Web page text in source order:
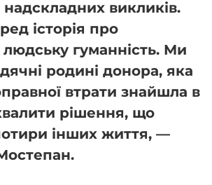
викликів.
історія про
гуманність. Ми
родині донора, яка
втрати знайшла в
рішення, що
інших життя, —